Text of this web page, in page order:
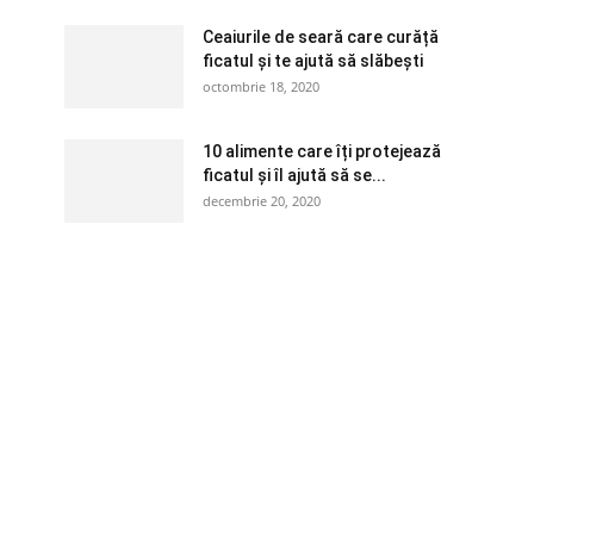
Ceaiurile de seară care curăță
ficatul și te ajută să slăbești
octombrie 18, 2020
10 alimente care îți protejează
ficatul și îl ajută să se...
decembrie 20, 2020